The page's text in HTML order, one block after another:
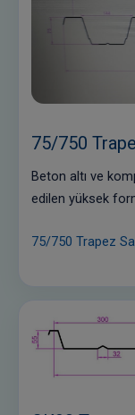
75/750
Beton altı ve
edilen yüksek
75/750 Trapez